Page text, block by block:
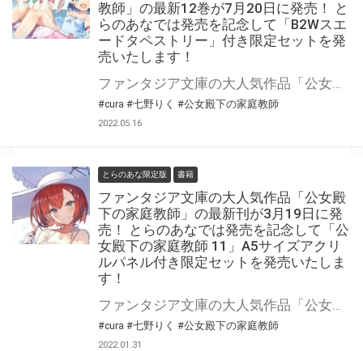
教師」の最新12巻が7月20日に発売！ と
らのあなでは発売を記念して「B2Wスエ
ードタペストリー」付き限定セットを発
売いたします！
#cura #七野りく #公女殿下の家庭教師
2022.05.16
とらのあな限定版 書籍
ファンタジア文庫の大人気作品「公女殿
下の家庭教師」の最新刊が3月19日に発
売！ とらのあなでは発売を記念して「公
女殿下の家庭教師 11」A5サイズアクリ
ルパネル付き限定セットを発売いたしま
す！
#cura #七野りく #公女殿下の家庭教師
2022.01.31